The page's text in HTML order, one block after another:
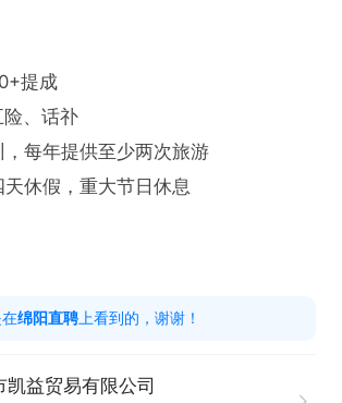
提成
险、话䃼
，每年提供至少两次旅游
天休假，重大节日休息
岁之间，女性
语言表达能力，有亲和力
绵阳直聘 上看到的，谢谢！
凯益贸易有限公司